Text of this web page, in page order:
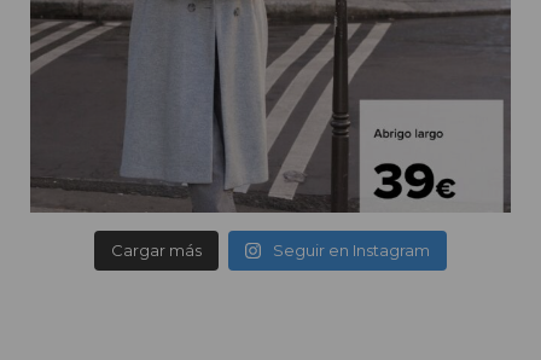
Cargar más Seguir en Instagram